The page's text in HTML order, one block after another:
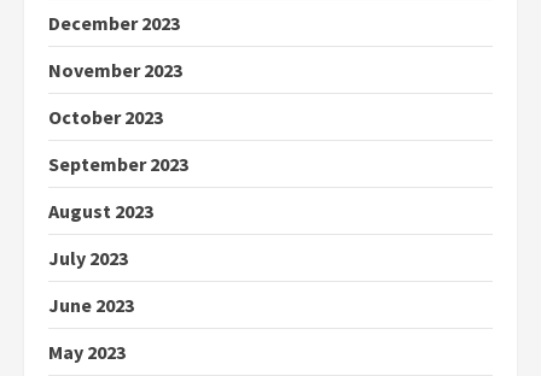
December 2023
November 2023
October 2023
September 2023
August 2023
July 2023
June 2023
May 2023